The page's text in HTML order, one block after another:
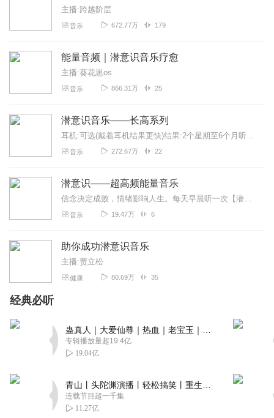
主播:跨越阶层
音乐 672.77万 179
能量音频｜潜意识音乐疗愈
主播:葵花崽os
音乐 866.31万 25
潜意识音乐——长高系列
耳机:可选(戴着耳机结果更快)结果:2个星期至6个月听时间:每天至少2次/20分钟更快的结果:听潜意识加速器+用吸引力法则...
音乐 272.67万 22
潜意识——超高频能量音乐
信念决定成败，情绪影响人生。每天早晨听一次【潜意识——超高频能量音乐】增强正能量，做一个积极阳光的人，成长的路上，我们一起加油！亲爱的各位家人们，我是王云龙老师...
音乐 19.47万 6
助你成功潜意识音乐
主播:贾立松
健康 80.69万 35
经典必听
专辑播放量超19.4亿
19.04亿
连载节目超一千集
11.27亿